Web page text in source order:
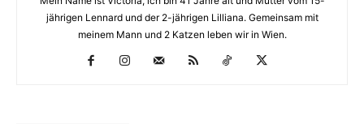
jährigen Lennard und der 2-jährigen Lilliana. Gemeinsam mit
meinem Mann und 2 Katzen leben wir in Wien.